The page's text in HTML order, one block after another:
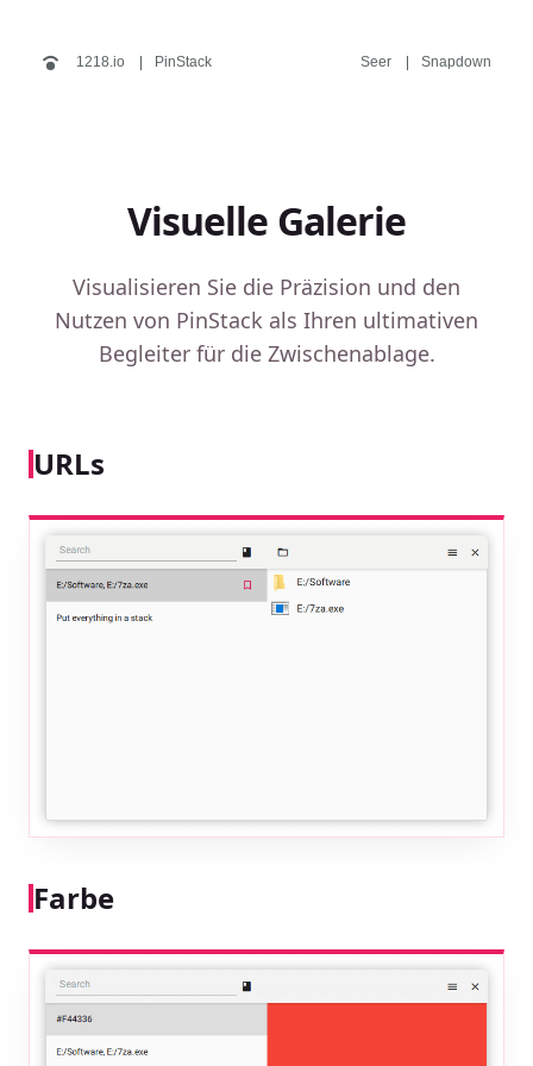
1218.io PinStack Seer Snapdown
Visuelle Galerie
Visualisieren Sie die Präzision und den
Nutzen von PinStack als Ihren ultimativen
Begleiter für die Zwischenablage.
URLs
Farbe